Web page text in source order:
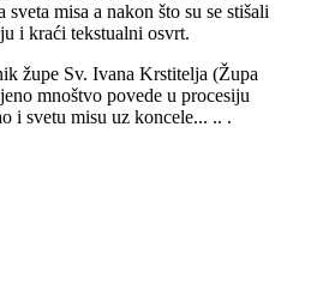
misa a nakon što su se stišali
i kraći tekstualni osvrt.
župe Sv. Ivana Krstitelja (Župa
mnoštvo povede u procesiju
i svetu misu uz koncele... .. .